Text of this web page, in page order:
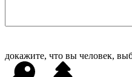
докажите, что вы человек,